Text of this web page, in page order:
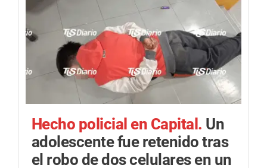
Hecho policial en Capital. Un
adolescente fue retenido tras
el robo de dos celulares en un